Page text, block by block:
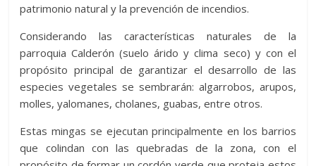
patrimonio natural y la prevención de incendios.
Considerando las características naturales de la
parroquia Calderón (suelo árido y clima seco) y con el
propósito principal de garantizar el desarrollo de las
especies vegetales se sembrarán: algarrobos, arupos,
molles, yalomanes, cholanes, guabas, entre otros.
Estas mingas se ejecutan principalmente en los barrios
que colindan con las quebradas de la zona, con el